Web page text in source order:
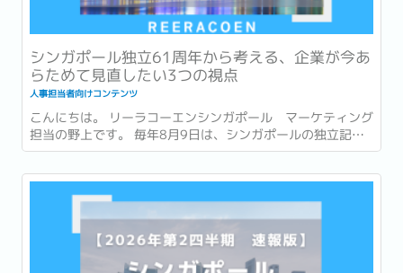
シンガポール独立61周年から考える、企業が今あ
らためて見直したい3つの視点
人事担当者向けコンテンツ
こんにちは。 リーラコーエンシンガポール マーケティング
担当の野上です。 毎年8月9日は、シンガポールの独立記念
日 (National Day) です。 今年2026年は独立から61周年を
National Day Parade...